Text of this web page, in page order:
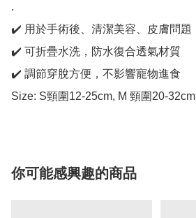
.
✔️ 用於手術後、清潔美容、皮膚問題
✔️ 可折疊水洗，防水復合透氣材質
✔️ 調節穿脫方便，不影響寵物進食
Size: S頸圍12-25cm, M 頸圍20-32cm
你可能感興趣的商品